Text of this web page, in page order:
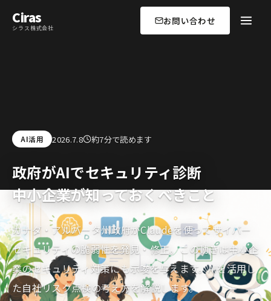
Ciras
シラス株式会社
お問い合わせ
AI活用 2026.7.8 約7分で読めます
政府がAIでセキュリティ診断
中小企業が知っておくべきこと
カナダ・アルバータ州政府がClaudeを使ってサイバー
セキュリティの脆弱性を発見・修正。この動きは中小企
業のセキュリティ対策にも示唆を与えます。AIを活用し
た自社リスク点検の考え方を解説します。